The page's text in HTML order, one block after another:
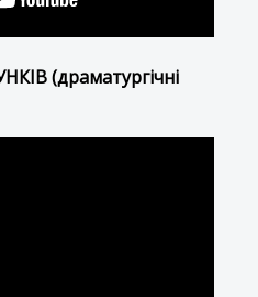
(драматургічні